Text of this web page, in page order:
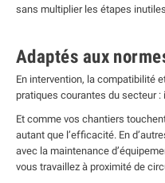
sans multiplier les étapes
Adaptés aux
En intervention, la compatibilité
pratiques courantes du secteur
Et comme vos chantiers
autant que l’efficacité. En
avec la maintenance
vous travaillez à proximité de